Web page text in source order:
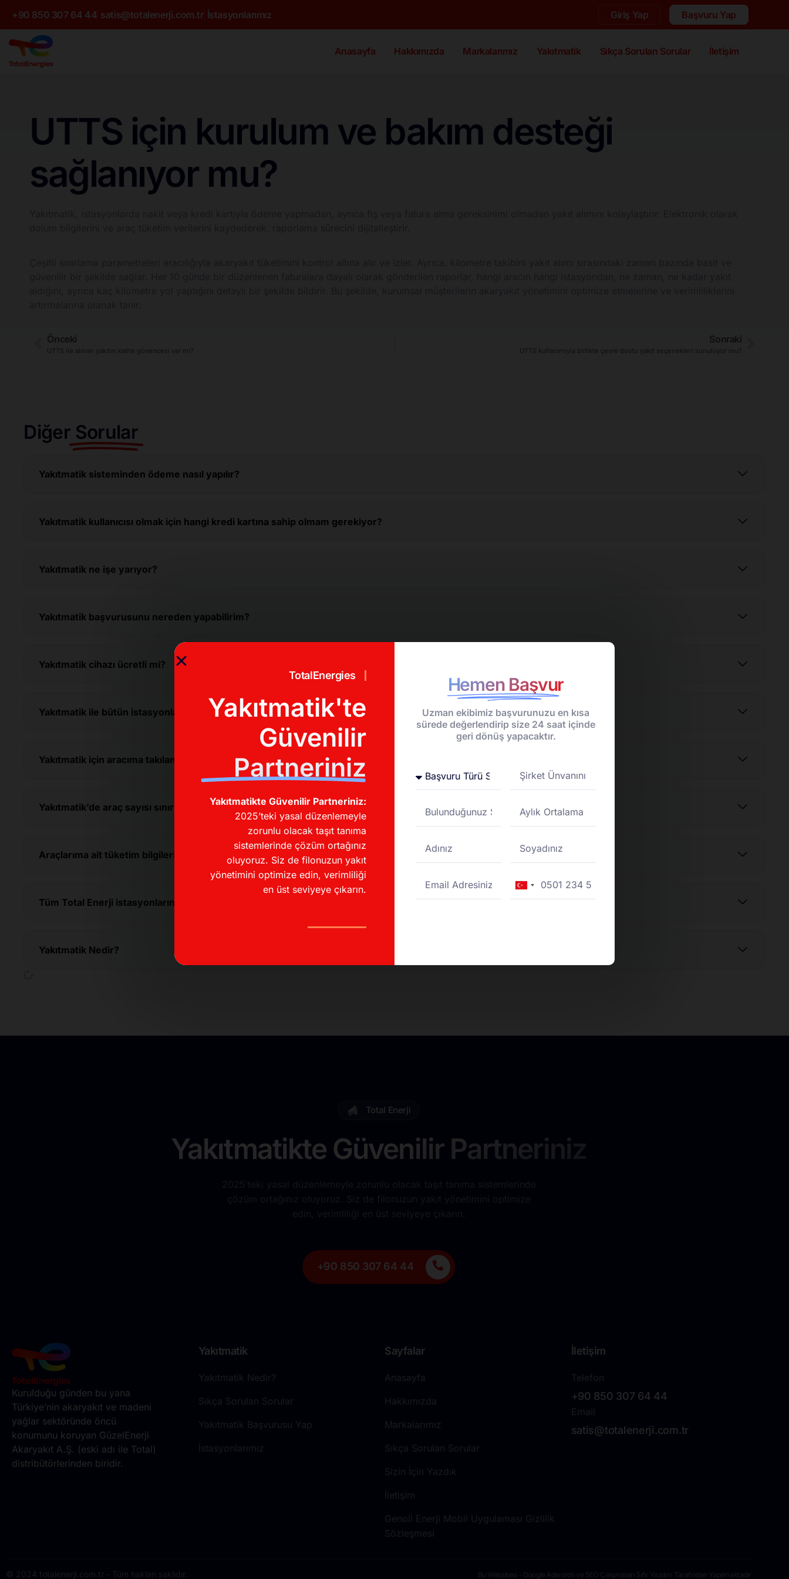
+90 850 307 64 44 satis@totalenerji.com.tr İstasyonlarımız Giriş Yap Başvuru Yap
Anasayfa Hakkımızda Markalarımız Yakıtmatik Sıkça Sorulan Sorular İletişim
UTTS için kurulum ve bakım desteği
sağlanıyor mu?
Önceki
UTTS ile alınan yakıtın kalite güvencesi var mı?
Sonraki
UTTS kullanımıyla birlikte çevre dostu yakıt seçenekleri sunuluyor mu?
Diğer Sorular
Yakıtmatik sisteminden ödeme nasıl yapılır?
Yakıtmatik kullanıcısı olmak için hangi kredi kartına sahip olmam gerekiyor?
Yakıtmatik ne işe yarıyor?
Yakıtmatik başvurusunu nereden yapabilirim?
Yakıtmatik cihazı ücretli mi?
Yakıtmatik ile bütün istasyonlardan alışveriş yapabilir miyim?
Yakıtmatik için aracıma takılan cihazı söküp başka arabaya takabilir miyim?
Yakıtmatik’de araç sayısı sınırı var mı?
Araçlarıma ait tüketim bilgilerini nereden görebilirim?
Tüm Total Enerji istasyonlarında Yakıtmatik bulunuyor mu?
Yakıtmatik Nedir?
Total Enerji
Yakıtmatikte Güvenilir Partneriniz
+90 850 307 64 44
Kurulduğu günden bu yana
Türkiye’nin akaryakıt ve madeni
yağlar sektöründe öncü
konumunu koruyan GüzelEnerji
Akaryakıt A.Ş. (eski adı ile Total)
distribütörlerinden biridir.
Yakıtmatik
Yakıtmatik Nedir?
Sıkça Sorulan Sorular
Yakıtmatik Başvurusu Yap
İstasyonlarımız
Sayfalar
Anasayfa
Hakkımızda
Markalarımız
Sıkça Sorulan Sorular
Sizin İçin Yazdık
İletişim
Genoil Enerji Mobil Uygulaması Gizlilik
Sözleşmesi
İletişim
Telefon
+90 850 307 64 44
Email
satis@totalenerji.com.tr
© 2024 totalenerji.com.tr - Tüm hakları saklıdır. Bu Websitesi - Google Adwords ve SEO Çalışmaları Sıfır Yazılım Tarafından Yapılmaktadır
TotalEnergies
Yakıtmatik'te
Güvenilir
Partneriniz
Yakıtmatikte Güvenilir Partneriniz:
2025’teki yasal düzenlemeyle
zorunlu olacak taşıt tanıma
sistemlerinde çözüm ortağınız
oluyoruz. Siz de filonuzun yakıt
yönetimini optimize edin, verimliliği
en üst seviyeye çıkarın.
Hemen Başvur
Uzman ekibimiz başvurunuzu en kısa
sürede değerlendirip size 24 saat içinde
geri dönüş yapacaktır.
Turkey
+90